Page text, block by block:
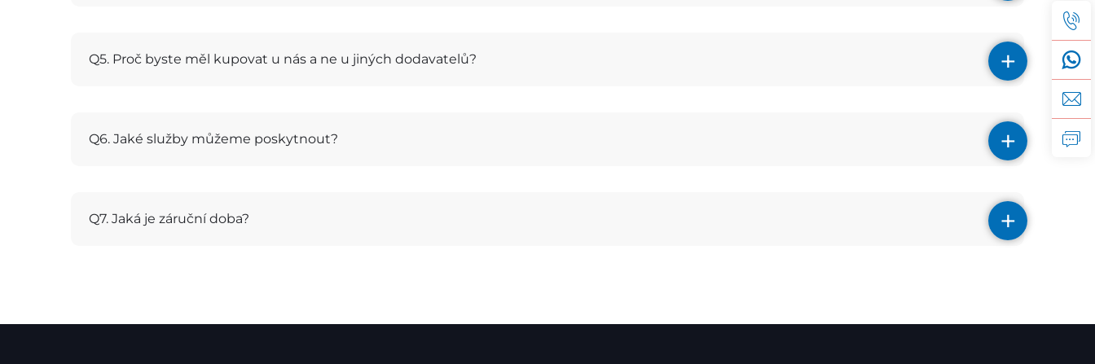
Q5. Proč byste měl kupovat u nás a ne u jiných dodavatelů?
Q6. Jaké služby můžeme poskytnout?
Q7. Jaká je záruční doba?